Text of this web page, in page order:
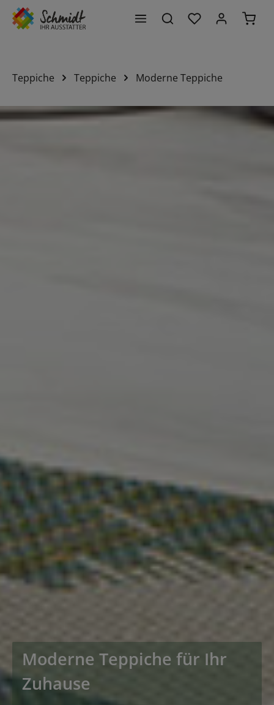
springen Du hast 0
Teppiche Teppiche Moderne Teppiche
Moderne Teppiche für Ihr
Zuhause